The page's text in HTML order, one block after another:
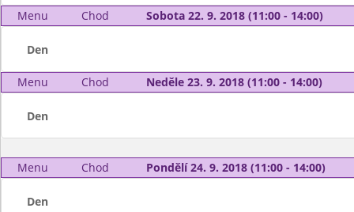
Menu Chod Sobota 22. 9. 2018 (11:00 - 14:00)
Den
Menu Chod Neděle 23. 9. 2018 (11:00 - 14:00)
Den
Menu Chod Pondělí 24. 9. 2018 (11:00 - 14:00)
Den